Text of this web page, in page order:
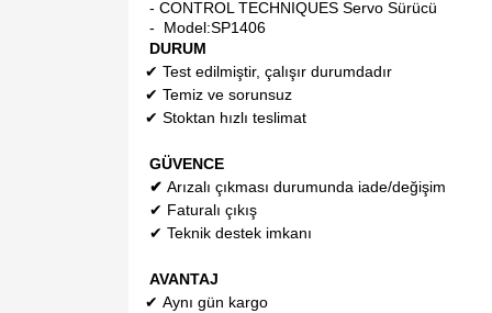
- CONTROL TECHNIQUES Servo Sürücü
- Model:SP1406
DURUM
✔ Test edilmiştir, çalışır durumdadır
✔ Temiz ve sorunsuz
✔ Stoktan hızlı teslimat
GÜVENCE
✔ Arızalı çıkması durumunda iade/değişim
✔ Faturalı çıkış
✔ Teknik destek imkanı
AVANTAJ
✔ Aynı gün kargo